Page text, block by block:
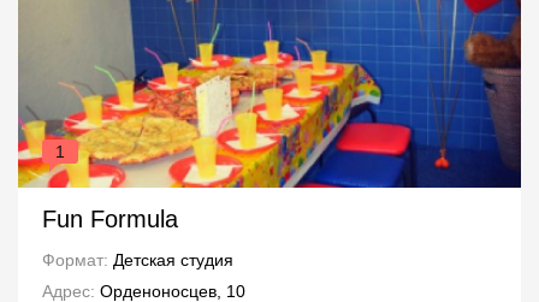
1
Fun Formula
Формат: Детская студия
Адрес: Орденоносцев, 10